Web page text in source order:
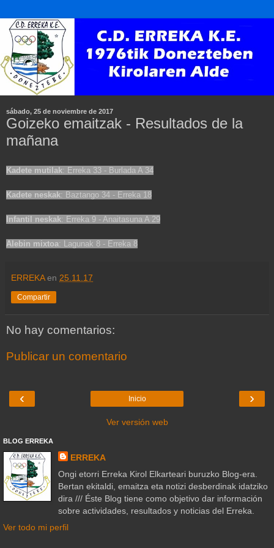
sábado, 25 de noviembre de 2017
Goizeko emaitzak - Resultados de la
mañana
Kadete mutilak: Erreka 33 - Burlada A 34
Kadete neskak: Baztango 34 - Erreka 18
Infantil neskak: Erreka 9 - Anaitasuna A 29
Alebin mixtoa: Lagunak 8 - Erreka 8
ERREKA en 25.11.17
Compartir
No hay comentarios:
Publicar un comentario
‹ ›
Inicio
Ver versión web
BLOG ERREKA
ERREKA
Ongi etorri Erreka Kirol Elkarteari buruzko Blog-era.
Bertan ekitaldi, emaitza eta notizi desberdinak idatziko
dira /// Éste Blog tiene como objetivo dar información
sobre actividades, resultados y noticias del Erreka.
Ver todo mi perfil